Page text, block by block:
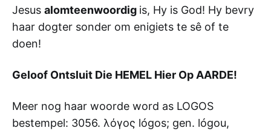
Jesus alomteenwoordig is, Hy is God! Hy bevry
haar dogter sonder om enigiets te sê of te
doen!
Geloof Ontsluit Die HEMEL Hier Op AARDE!
Meer nog haar woorde word as LOGOS
bestempel: 3056. λόγος lógos; gen. lógou,